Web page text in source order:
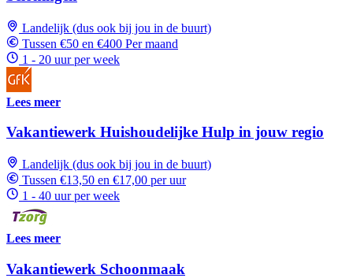
Landelijk (dus ook bij jou in de buurt)
Tussen €50 en €400 Per maand
1 - 20 uur per week
Lees meer
Vakantiewerk Huishoudelijke Hulp in jouw regio
Landelijk (dus ook bij jou in de buurt)
Tussen €13,50 en €17,00 per uur
1 - 40 uur per week
Lees meer
Vakantiewerk Schoonmaak